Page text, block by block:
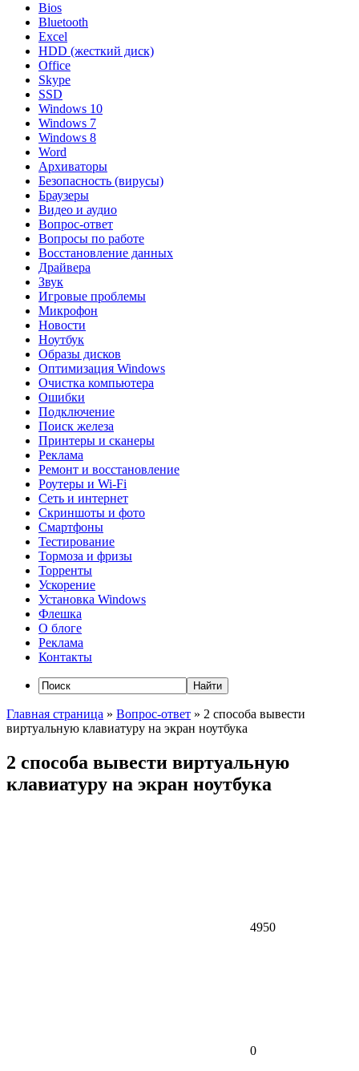
Bios
Bluetooth
Excel
HDD (жесткий диск)
Office
Skype
SSD
Windows 10
Windows 7
Windows 8
Word
Архиваторы
Безопасность (вирусы)
Браузеры
Видео и аудио
Вопрос-ответ
Вопросы по работе
Восстановление данных
Драйвера
Звук
Игровые проблемы
Микрофон
Новости
Ноутбук
Образы дисков
Оптимизация Windows
Очистка компьютера
Ошибки
Подключение
Поиск железа
Принтеры и сканеры
Реклама
Ремонт и восстановление
Роутеры и Wi-Fi
Сеть и интернет
Скриншоты и фото
Смартфоны
Тестирование
Тормоза и фризы
Торренты
Ускорение
Установка Windows
Флешка
О блоге
Реклама
Контакты
Главная страница » Вопрос-ответ » 2 способа вывести
виртуальную клавиатуру на экран ноутбука
2 способа вывести виртуальную
клавиатуру на экран ноутбука
4950
0